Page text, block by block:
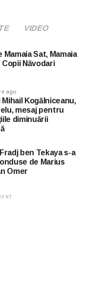
VIDEO
Mamaia Sat, Mamaia
Copii Năvodari
ago
Kogălniceanu,
mesaj pentru
diminuării
ben Tekaya s-a
de Marius
Omer